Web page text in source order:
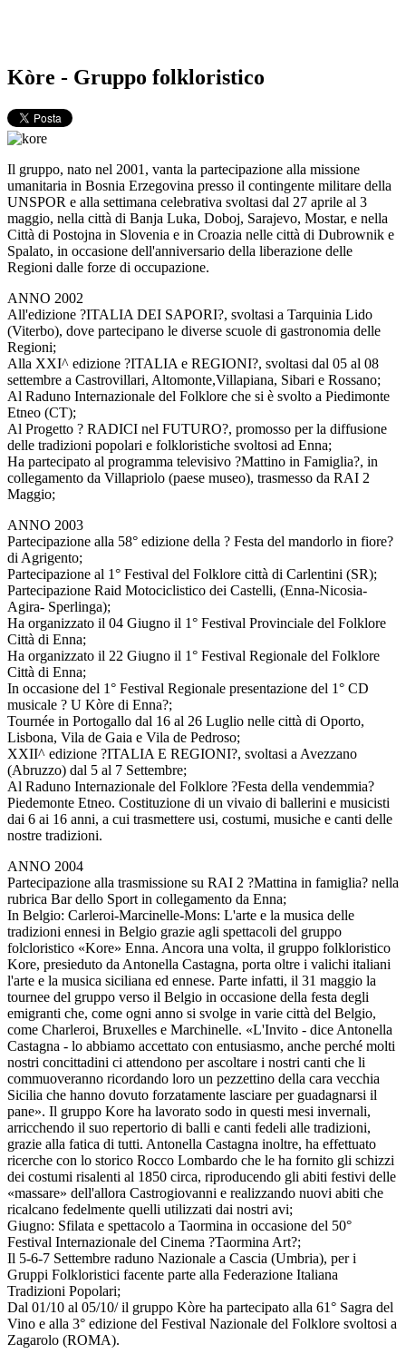
Kòre - Gruppo folkloristico
Il gruppo, nato nel 2001, vanta la partecipazione alla missione
umanitaria in Bosnia Erzegovina presso il contingente militare della
UNSPOR e alla settimana celebrativa svoltasi dal 27 aprile al 3
maggio, nella città di Banja Luka, Doboj, Sarajevo, Mostar, e nella
Città di Postojna in Slovenia e in Croazia nelle città di Dubrownik e
Spalato, in occasione dell'anniversario della liberazione delle
Regioni dalle forze di occupazione.
ANNO 2002
All'edizione ?ITALIA DEI SAPORI?, svoltasi a Tarquinia Lido
(Viterbo), dove partecipano le diverse scuole di gastronomia delle
Regioni;
Alla XXI^ edizione ?ITALIA e REGIONI?, svoltasi dal 05 al 08
settembre a Castrovillari, Altomonte,Villapiana, Sibari e Rossano;
Al Raduno Internazionale del Folklore che si è svolto a Piedimonte
Etneo (CT);
Al Progetto ? RADICI nel FUTURO?, promosso per la diffusione
delle tradizioni popolari e folkloristiche svoltosi ad Enna;
Ha partecipato al programma televisivo ?Mattino in Famiglia?, in
collegamento da Villapriolo (paese museo), trasmesso da RAI 2
Maggio;
ANNO 2003
Partecipazione alla 58° edizione della ? Festa del mandorlo in fiore?
di Agrigento;
Partecipazione al 1° Festival del Folklore città di Carlentini (SR);
Partecipazione Raid Motociclistico dei Castelli, (Enna-Nicosia-
Agira- Sperlinga);
Ha organizzato il 04 Giugno il 1° Festival Provinciale del Folklore
Città di Enna;
Ha organizzato il 22 Giugno il 1° Festival Regionale del Folklore
Città di Enna;
In occasione del 1° Festival Regionale presentazione del 1° CD
musicale ? U Kòre di Enna?;
Tournée in Portogallo dal 16 al 26 Luglio nelle città di Oporto,
Lisbona, Vila de Gaia e Vila de Pedroso;
XXII^ edizione ?ITALIA E REGIONI?, svoltasi a Avezzano
(Abruzzo) dal 5 al 7 Settembre;
Al Raduno Internazionale del Folklore ?Festa della vendemmia?
Piedemonte Etneo. Costituzione di un vivaio di ballerini e musicisti
dai 6 ai 16 anni, a cui trasmettere usi, costumi, musiche e canti delle
nostre tradizioni.
ANNO 2004
Partecipazione alla trasmissione su RAI 2 ?Mattina in famiglia? nella
rubrica Bar dello Sport in collegamento da Enna;
In Belgio: Carleroi-Marcinelle-Mons: L'arte e la musica delle
tradizioni ennesi in Belgio grazie agli spettacoli del gruppo
folcloristico «Kore» Enna. Ancora una volta, il gruppo folkloristico
Kore, presieduto da Antonella Castagna, porta oltre i valichi italiani
l'arte e la musica siciliana ed ennese. Parte infatti, il 31 maggio la
tournee del gruppo verso il Belgio in occasione della festa degli
emigranti che, come ogni anno si svolge in varie città del Belgio,
come Charleroi, Bruxelles e Marchinelle. «L'Invito - dice Antonella
Castagna - lo abbiamo accettato con entusiasmo, anche perché molti
nostri concittadini ci attendono per ascoltare i nostri canti che li
commuoveranno ricordando loro un pezzettino della cara vecchia
Sicilia che hanno dovuto forzatamente lasciare per guadagnarsi il
pane». Il gruppo Kore ha lavorato sodo in questi mesi invernali,
arricchendo il suo repertorio di balli e canti fedeli alle tradizioni,
grazie alla fatica di tutti. Antonella Castagna inoltre, ha effettuato
ricerche con lo storico Rocco Lombardo che le ha fornito gli schizzi
dei costumi risalenti al 1850 circa, riproducendo gli abiti festivi delle
«massare» dell'allora Castrogiovanni e realizzando nuovi abiti che
ricalcano fedelmente quelli utilizzati dai nostri avi;
Giugno: Sfilata e spettacolo a Taormina in occasione del 50°
Festival Internazionale del Cinema ?Taormina Art?;
Il 5-6-7 Settembre raduno Nazionale a Cascia (Umbria), per i
Gruppi Folkloristici facente parte alla Federazione Italiana
Tradizioni Popolari;
Dal 01/10 al 05/10/ il gruppo Kòre ha partecipato alla 61° Sagra del
Vino e alla 3° edizione del Festival Nazionale del Folklore svoltosi a
Zagarolo (ROMA).